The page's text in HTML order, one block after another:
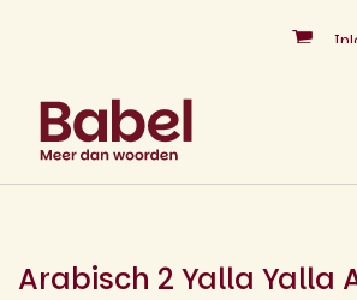
Arabisch 2 Yalla Yalla